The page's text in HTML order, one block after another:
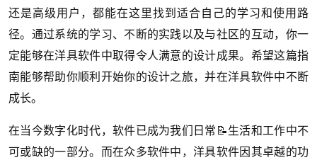
还是高级用户，都能在这里找到适合自己的学习和使用路
径。通过系统的学习、不断的实践以及与社区的互动，你一
定能够在洋具软件中取得令人满意的设计成果。希望这篇指
南能够帮助你顺利开始你的设计之旅，并在洋具软件中不断
成长。
在当今数字化时代，软件已成为我们日常📝生活和工作中不
可或缺的一部分。而在众多软件中，洋具软件因其卓越的功